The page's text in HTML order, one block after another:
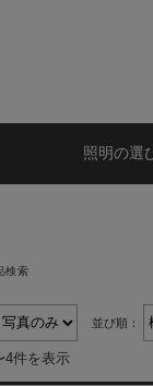
照明の選
検索
並び順：
4件を表示